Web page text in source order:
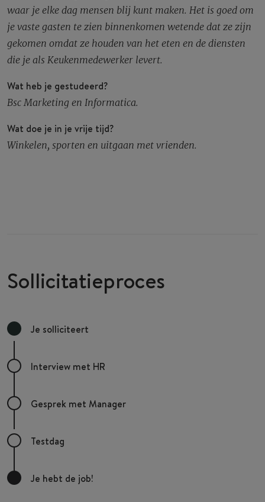
waar je elke dag mensen blij kunt maken. Het is goed om
je vaste gasten te zien binnenkomen wetende dat ze zijn
gekomen omdat ze houden van het eten en de diensten
die je als Keukenmedewerker levert.
Wat heb je gestudeerd?
Bsc Marketing en Informatica.
Wat doe je in je vrije tijd?
Winkelen, sporten en uitgaan met vrienden.
Sollicitatieproces
Je solliciteert
Interview met HR
Gesprek met Manager
Testdag
Je hebt de job!